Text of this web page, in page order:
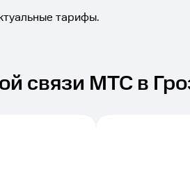
тарифы.
связи МТС в